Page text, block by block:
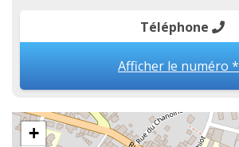
Téléphone
Afficher le numéro *
+